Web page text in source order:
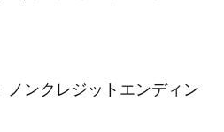
ノンクレジットエンディン